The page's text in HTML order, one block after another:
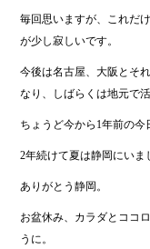
毎回思いますが、これだ
が少し寂しいです。
今後は名古屋、大阪とそ
なり、しばらくは地元で活
ちょうど今から1年前の今
2年続けて夏は静岡にいま
ありがとう静岡。
お盆休み、カラダとココ
うに。